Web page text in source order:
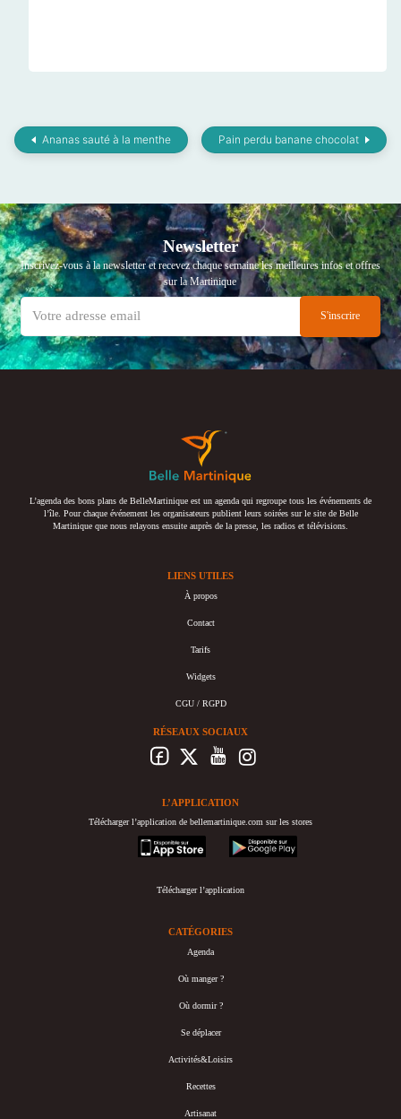
Ananas sauté à la menthe Pain perdu banane chocolat
Newsletter
Inscrivez-vous à la newsletter et recevez chaque semaine les meilleures infos et offres
sur la Martinique
L’agenda des bons plans de BelleMartinique est un agenda qui regroupe tous les événements de
l’île. Pour chaque événement les organisateurs publient leurs soirées sur le site de Belle
Martinique que nous relayons ensuite auprès de la presse, les radios et télévisions.
LIENS UTILES
À propos
Contact
Tarifs
Widgets
CGU / RGPD
RÉSEAUX SOCIAUX
L’APPLICATION
Télécharger l’application de bellemartinique.com sur les stores
appstore
googleplay
Télécharger l’application
CATÉGORIES
Agenda
Où manger ?
Où dormir ?
Se déplacer
Activités&Loisirs
Recettes
Artisanat